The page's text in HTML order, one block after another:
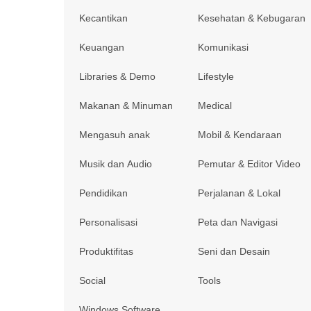
Kecantikan Kesehatan & Kebugaran
Keuangan Komunikasi
Libraries & Demo Lifestyle
Makanan & Minuman Medical
Mengasuh anak Mobil & Kendaraan
Musik dan Audio Pemutar & Editor Video
Pendidikan Perjalanan & Lokal
Personalisasi Peta dan Navigasi
Produktifitas Seni dan Desain
Social Tools